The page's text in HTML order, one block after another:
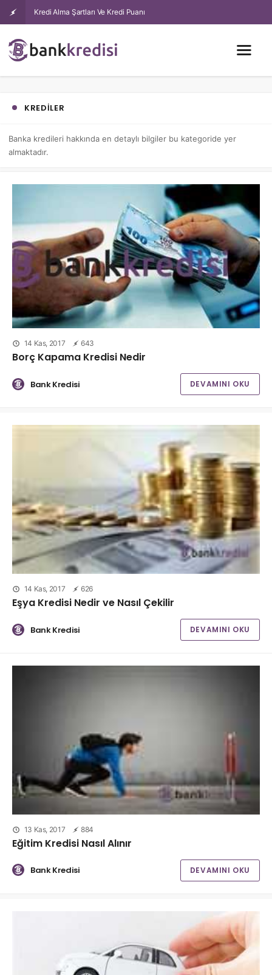
Kredi Alma Şartları Ve Kredi Puanı
KREDILER
Banka kredileri hakkında en detaylı bilgiler bu kategoride yer
almaktadır.
14 Kas, 2017 643
Borç Kapama Kredisi Nedir
Bank Kredisi DEVAMINI OKU
14 Kas, 2017 626
Eşya Kredisi Nedir ve Nasıl Çekilir
Bank Kredisi DEVAMINI OKU
13 Kas, 2017 884
Eğitim Kredisi Nasıl Alınır
Bank Kredisi DEVAMINI OKU